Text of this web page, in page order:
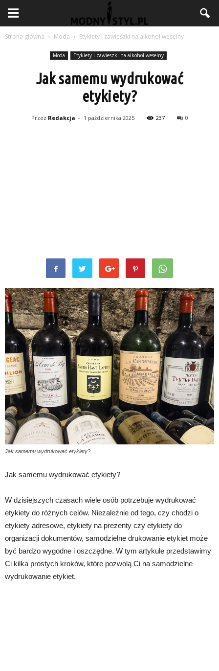
Strona główna Moda Etykiety i zawieszki na alkohol weselny
Moda Etykiety i zawieszki na alkohol weselny
Jak samemu wydrukować
etykiety?
Przez Redakcja - 1 października 2025 237 0
Jak samemu wydrukować etykiety?
Jak samemu wydrukować etykiety?
W dzisiejszych czasach wiele osób potrzebuje wydrukować
etykiety do różnych celów. Niezależnie od tego, czy chodzi o
etykiety adresowe, etykiety na prezenty czy etykiety do
organizacji dokumentów, samodzielne drukowanie etykiet może
być bardzo wygodne i oszczędne. W tym artykule przedstawimy
Ci kilka prostych kroków, które pozwolą Ci na samodzielne
wydrukowanie etykiet.